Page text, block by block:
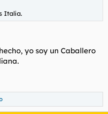
Italia.
yo soy un Caballero